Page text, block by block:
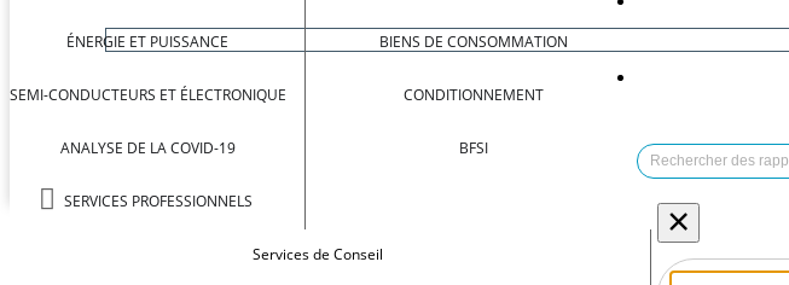
ÉNERGIE ET PUISSANCE
SEMI-CONDUCTEURS ET ÉLECTRONIQUE
ANALYSE DE LA COVID-19
SERVICES PROFESSIONNELS
BIENS DE CONSOMMATION
CONDITIONNEMENT
BFSI
Services de Conseil
×